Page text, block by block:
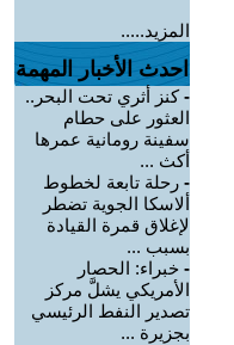
المزيد.....
احدث الأخبار المهمة
-كنز أثري تحت البحر..
العثور على حطام
سفينة رومانية عمرها
أكث ...
- رحلة تابعة لخطوط
ألاسكا الجوية تضطر
لإغلاق قمرة القيادة
بسبب ...
- خبراء: الحصار
الأمريكي يشلَّ مركز
تصدير النفط الرئيسي
بجزيرة ...